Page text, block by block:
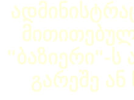
"ბაზიერი"-ს
გარეშე